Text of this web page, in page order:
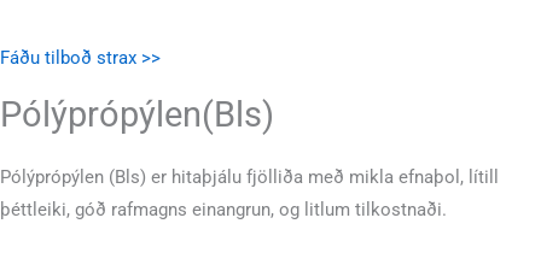
Fáðu tilboð strax >>
Pólýprópýlen(Bls)
Pólýprópýlen (Bls) er hitaþjálu fjölliða með mikla efnaþol, lítill
þéttleiki, góð rafmagns einangrun, og litlum tilkostnaði.